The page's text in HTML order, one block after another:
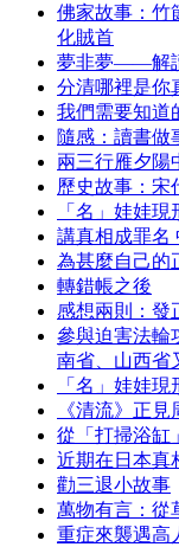
佛家故事：竹
化賊首
夢非夢——解
分清哪裡是你
我們需要知道
隨感：讀書做
兩三行雁夕陽
歷史故事：宋
「名」娃娃現
講真相成罪名
為甚麼自己的
轉錯帳之後
感想兩則：發
參與迫害法輪
南省、山西省
「名」娃娃現
《清流》正見
從「打掃浴缸
近期在日本真
勸三退小故事
萬物有言：從
重症來襲遇高